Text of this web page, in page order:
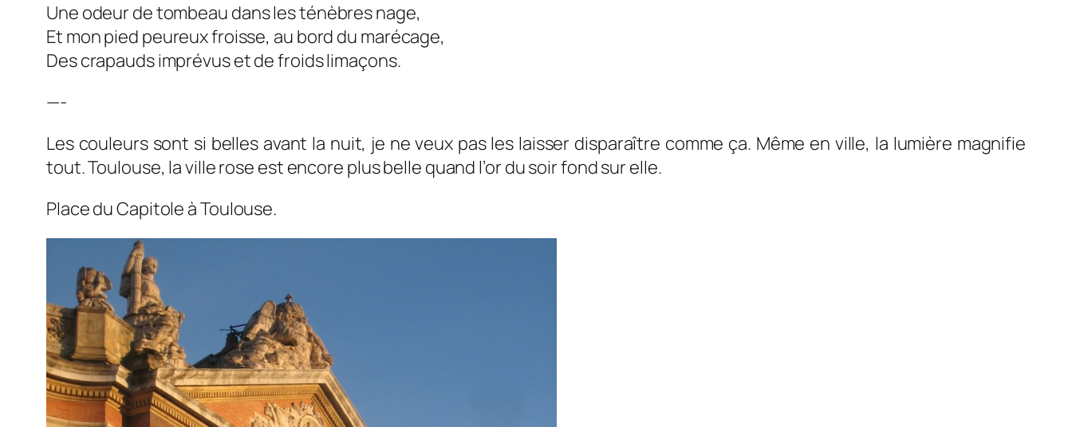
Une odeur de tombeau dans les ténèbres nage,
Et mon pied peureux froisse, au bord du marécage,
Des crapauds imprévus et de froids limaçons.
—-
Les couleurs sont si belles avant la nuit, je ne veux pas les laisser disparaître comme ça. Même en ville, la lumière magnifie
tout. Toulouse, la ville rose est encore plus belle quand l’or du soir fond sur elle.
Place du Capitole à Toulouse.